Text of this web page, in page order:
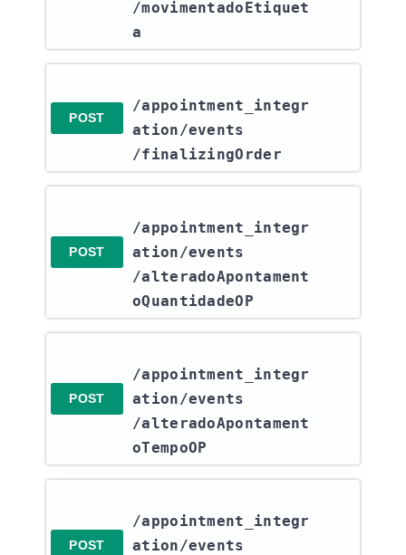
/movimentadoEtiquet
a
POST
/appointment_integr
ation​/events​
/finalizingOrder
POST
/appointment_integr
ation​/events​
/alteradoApontament
oQuantidadeOP
POST
/appointment_integr
ation​/events​
/alteradoApontament
oTempoOP
POST
/appointment_integr
ation​/events​